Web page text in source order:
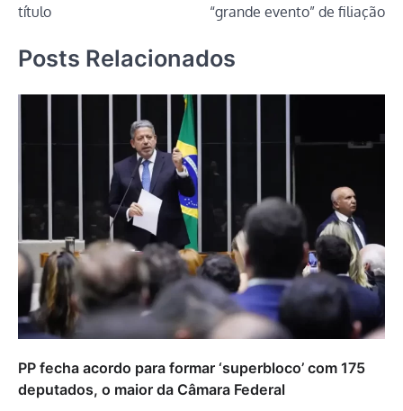
título
“grande evento” de filiação
Posts Relacionados
PP fecha acordo para formar ‘superbloco’ com 175
deputados, o maior da Câmara Federal